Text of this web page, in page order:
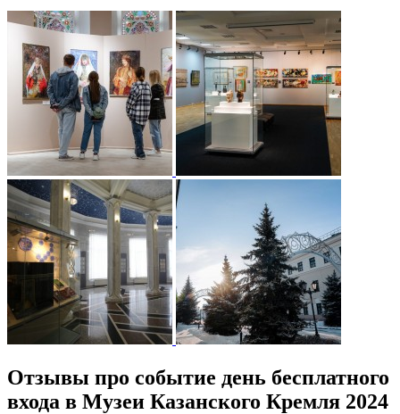
Отзывы про событие день бесплатного
входа в Музеи Казанского Кремля 2024